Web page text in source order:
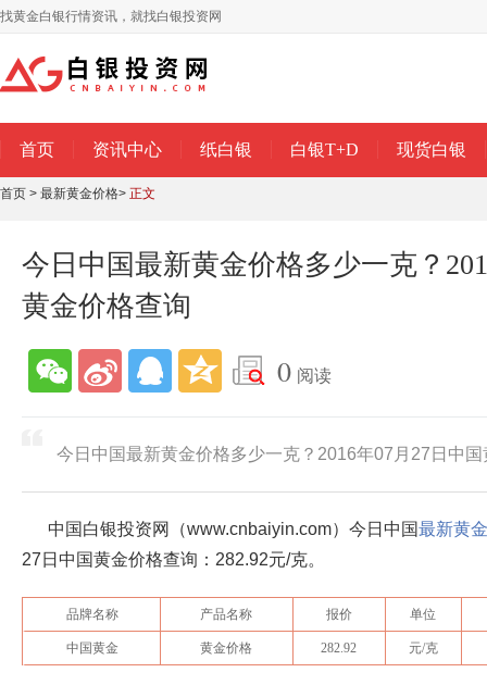
找黄金白银行情资讯，就找白银投资网
首页 资讯中心 纸白银 白银T+D 现货白银
首页 > 最新黄金价格> 正文
今日中国最新黄金价格多少一克？
黄金价格查询
0 阅读
今日中国最新黄金价格多少一克？2016年07月27日中
中国白银投资网（www.cnbaiyin.com）今日中国最新黄
27日中国黄金价格查询：282.92元/克。
品牌名称 产品名称 报价 单位
中国黄金 黄金价格 282.92 元/克